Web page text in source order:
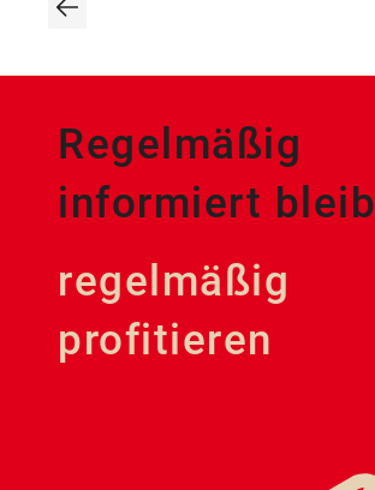
Regelmäßig
informiert
regelmäßig
profitieren